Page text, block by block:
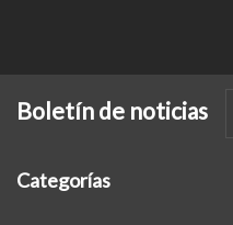
Boletín de noticias
Categorías